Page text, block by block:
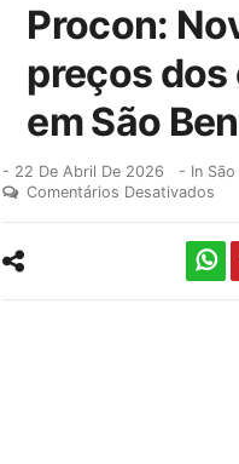
Procon:
preços
em São
- 22 De Abril De 2026 - In
Comentários Desativados